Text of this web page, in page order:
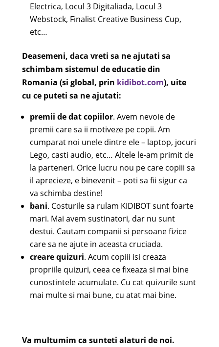
Electrica, Locul 3 Digitaliada, Locul 3
Webstock, Finalist Creative Business Cup,
etc…
Deasemeni, daca vreti sa ne ajutati sa
schimbam sistemul de educatie din
Romania (si global, prin kidibot.com), uite
cu ce puteti sa ne ajutati:
premii de dat copiilor. Avem nevoie de
premii care sa ii motiveze pe copii. Am
cumparat noi unele dintre ele – laptop, jocuri
Lego, casti audio, etc… Altele le-am primit de
la parteneri. Orice lucru nou pe care copiii sa
il aprecieze, e binevenit – poti sa fii sigur ca
va schimba destine!
bani. Costurile sa rulam KIDIBOT sunt foarte
mari. Mai avem sustinatori, dar nu sunt
destui. Cautam companii si persoane fizice
care sa ne ajute in aceasta cruciada.
creare quizuri. Acum copiii isi creaza
propriile quizuri, ceea ce fixeaza si mai bine
cunostintele acumulate. Cu cat quizurile sunt
mai multe si mai bune, cu atat mai bine.
Va multumim ca sunteti alaturi de noi.